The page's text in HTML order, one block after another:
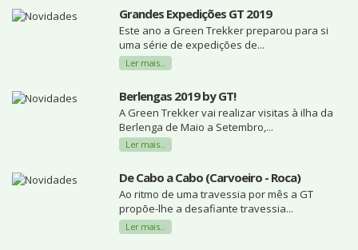
Grandes Expedições GT 2019
Este ano a Green Trekker preparou para si
uma série de expedições de...
Ler mais...
Berlengas 2019 by GT!
A Green Trekker vai realizar visitas à ilha da
Berlenga de Maio a Setembro,...
Ler mais...
De Cabo a Cabo (Carvoeiro - Roca)
Ao ritmo de uma travessia por mês a GT
propõe-lhe a desafiante travessia...
Ler mais...